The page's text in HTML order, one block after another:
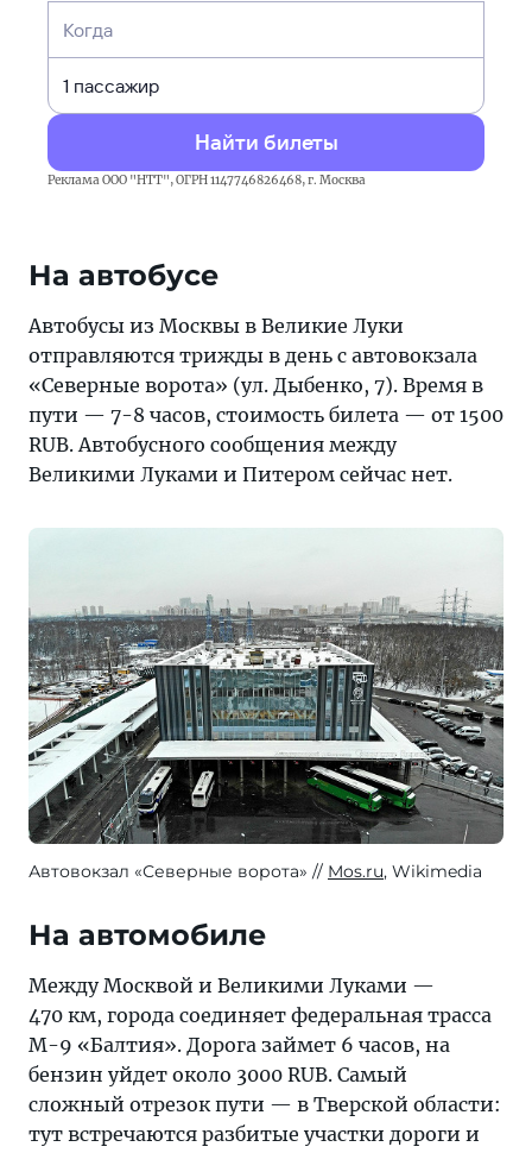
Когда
Найти билеты
Реклама ООО "НТТ", ОГРН 1147746826468, г. Москва
На автобусе
Автобусы из Москвы в Великие Луки
отправляются трижды в день с автовокзала
«Северные ворота» (ул. Дыбенко, 7). Время в
пути — 7-8 часов, стоимость билета — от 1500
RUB. Автобусного сообщения между
Великими Луками и Питером сейчас нет.
Автовокзал «Северные ворота» Mos.ru, Wikimedia
На автомобиле
Между Москвой и Великими Луками —
470 км, города соединяет федеральная трасса
М-9 «Балтия». Дорога займет 6 часов, на
бензин уйдет около 3000 RUB. Самый
сложный отрезок пути — в Тверской области:
тут встречаются разбитые участки дороги и